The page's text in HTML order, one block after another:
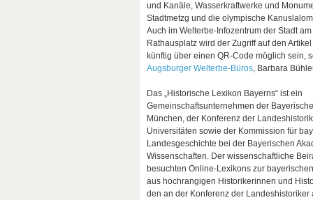
und Kanäle, Wasserkraftwerke und
Stadtmetzg und die olympische
Auch im Welterbe-Infozentrum der Stadt
Rathausplatz wird der Zugriff auf den
künftig über einen QR-Code möglich sein,
Augsburger Welterbe-Büros, Barbara
Das „Historische Lexikon Bayerns“ ist ein
Gemeinschaftsunternehmen der
München, der Konferenz der
Universitäten sowie der Kommission für
Landesgeschichte bei der Bayerischen
Wissenschaften. Der wissenschaftliche
besuchten Online-Lexikons zur
aus hochrangigen Historikerinnen und
den an der Konferenz der Landeshistoriker